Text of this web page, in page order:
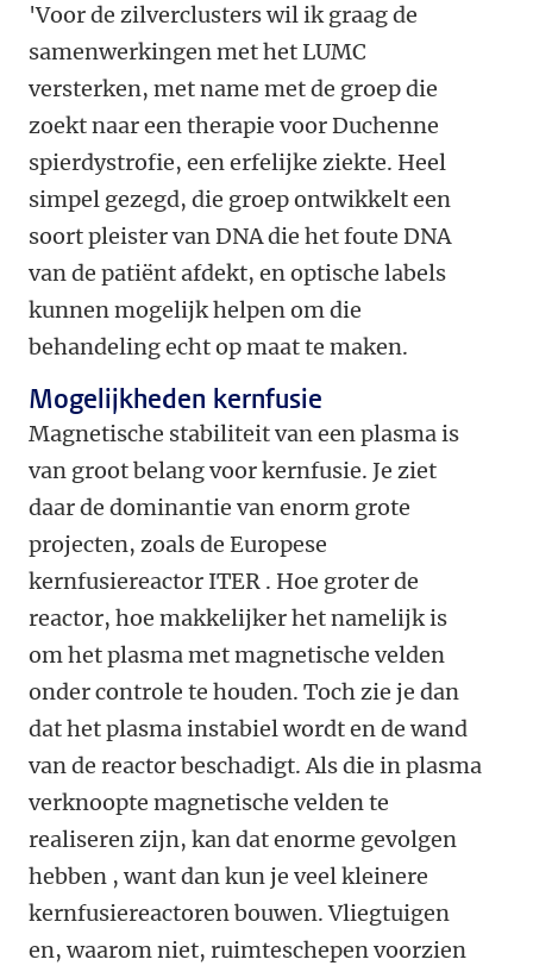
'Voor de zilverclusters wil ik graag de
samenwerkingen met het LUMC
versterken, met name met de groep die
zoekt naar een therapie voor Duchenne
spierdystrofie, een erfelijke ziekte. Heel
simpel gezegd, die groep ontwikkelt een
soort pleister van DNA die het foute DNA
van de patiënt afdekt, en optische labels
kunnen mogelijk helpen om die
behandeling echt op maat te maken.
Mogelijkheden kernfusie
Magnetische stabiliteit van een plasma is
van groot belang voor kernfusie. Je ziet
daar de dominantie van enorm grote
projecten, zoals de Europese
kernfusiereactor ITER . Hoe groter de
reactor, hoe makkelijker het namelijk is
om het plasma met magnetische velden
onder controle te houden. Toch zie je dan
dat het plasma instabiel wordt en de wand
van de reactor beschadigt. Als die in plasma
verknoopte magnetische velden te
realiseren zijn, kan dat enorme gevolgen
hebben , want dan kun je veel kleinere
kernfusiereactoren bouwen. Vliegtuigen
en, waarom niet, ruimteschepen voorzien